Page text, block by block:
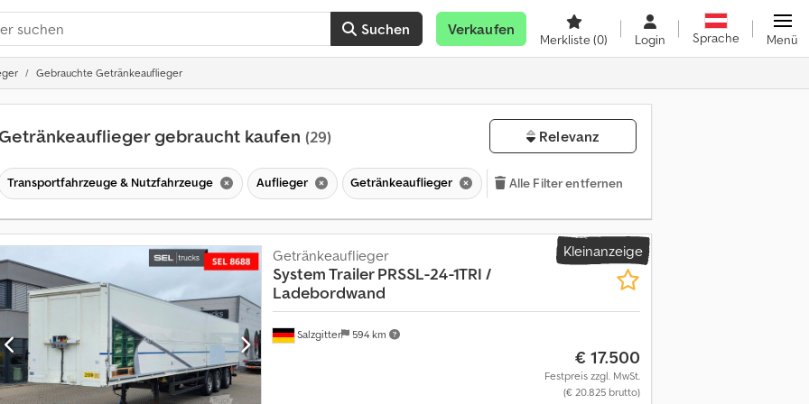
Suchen Verkaufen
Merkliste(0) Login Sprache Menü
Gebrauchte Getränkeauflieger
Getränkeauflieger gebraucht kaufen (29) Relevanz
Transportfahrzeuge & Nutzfahrzeuge Auflieger Getränkeauflieger Alle Filter entfernen
Kleinanzeige
Salzgitter 594 km
Getränkeauflieger
System Trailer PRSSL-24-1TRI /
Ladebordwand
€ 17.500
Festpreis zzgl. MwSt.
(€ 20.825 brutto)